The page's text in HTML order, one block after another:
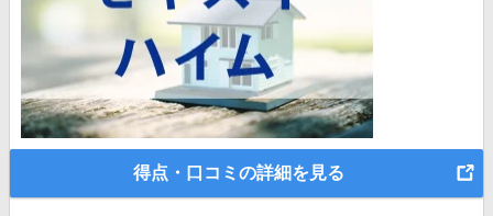
得点・口コミの詳細を見る